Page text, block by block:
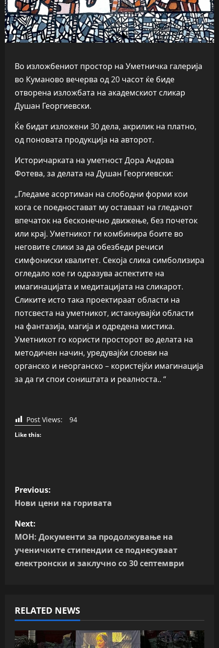
Во изложбениот простор на Уметничка галерија
во Куманово вечерва од 20 часот ќе биде
отворена изложбата на академскиот сликар
Душан Георгиевски.
Ќе бидат изложени 30 дела, акрилик на платно,
од поновата продукција на авторот.
Историчарката на уметност Дора Андова
Фотева, за делата на Душан Георгиевски:
„Гледаме асортиман на слободни форми кои
кога се поедностават му оставаат на гледачот
впечаток на бесконечно движење, без почеток
или крај. Уметникот ги комбинира боите во
неговите слики за да обезбеди речиси
симфониски квалитет. Секоја слика симболизира
огледало кое ги одразува аспектите на
имагинацијата и медитацијата на сликарот.
Сликите исто така проектираат области на
потсвеста на уметникот, истакнувајќи области
на фантазија, магија и одредена мистика.
Уметникот го користи просторот во делата на
методичен начин, уредувајќи слоеви на
органско и неорганско – користејќи имагинација
за да ги спои соништата и реалноста.. “
Post Views: 94
Like this:
P
o
s
t
n
v
i
Previous:
Нови цени на горивата
Next:
МОН: Документи за продолжување на
ученичките стипендии се поднесуваат
електронски и заклучно со 30 септември
RELATED NEWS